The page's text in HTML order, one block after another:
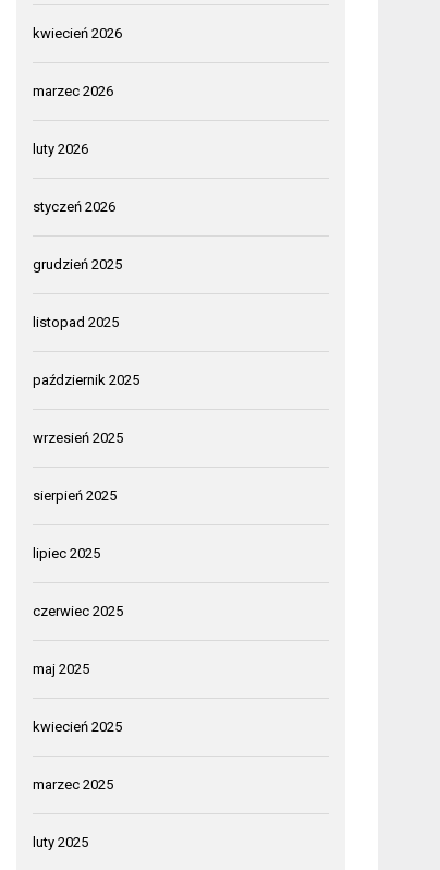
kwiecień 2026
marzec 2026
luty 2026
styczeń 2026
grudzień 2025
listopad 2025
październik 2025
wrzesień 2025
sierpień 2025
lipiec 2025
czerwiec 2025
maj 2025
kwiecień 2025
marzec 2025
luty 2025